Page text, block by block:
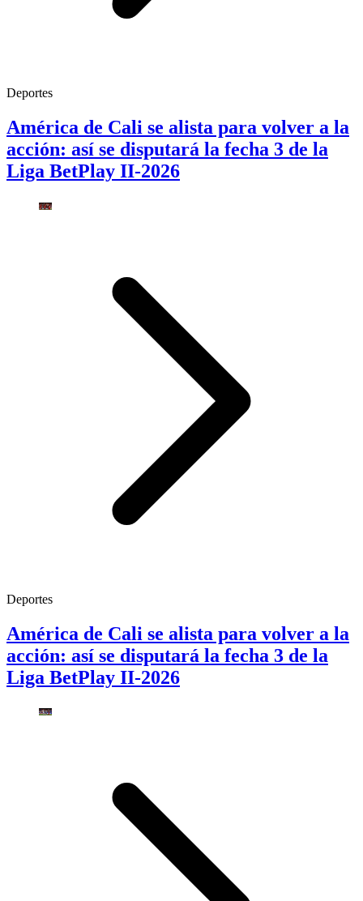
Deportes
América de Cali se alista para volver a la
acción: así se disputará la fecha 3 de la
Liga BetPlay II-2026
Deportes
América de Cali se alista para volver a la
acción: así se disputará la fecha 3 de la
Liga BetPlay II-2026